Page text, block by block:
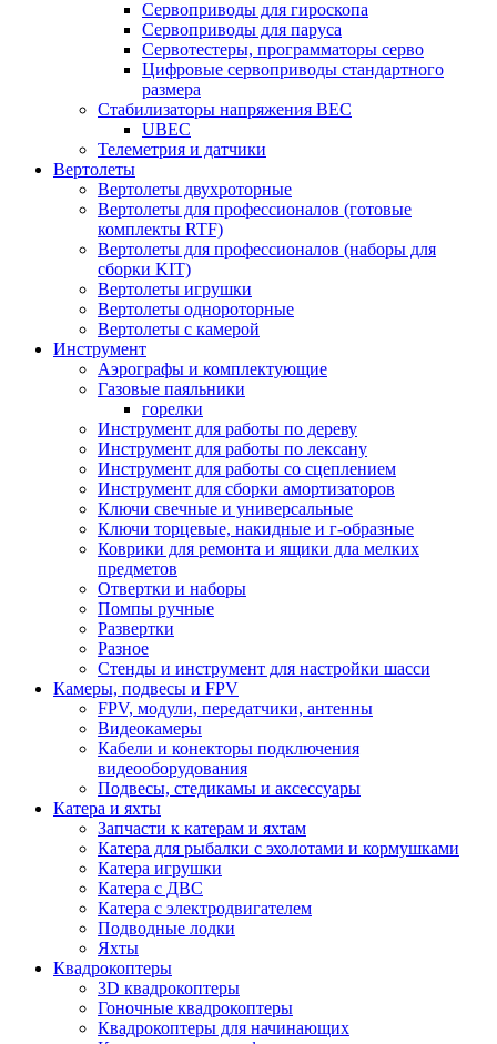
Сервоприводы для гироскопа
Сервоприводы для паруса
Сервотестеры, программаторы серво
Цифровые сервоприводы стандартного
размера
Стабилизаторы напряжения BEC
UBEC
Телеметрия и датчики
Вертолеты
Вертолеты двухроторные
Вертолеты для профессионалов (готовые
комплекты RTF)
Вертолеты для профессионалов (наборы для
сборки KIT)
Вертолеты игрушки
Вертолеты однороторные
Вертолеты с камерой
Инструмент
Аэрографы и комплектующие
Газовые паяльники
горелки
Инструмент для работы по дереву
Инструмент для работы по лексану
Инструмент для работы со сцеплением
Инструмент для сборки амортизаторов
Ключи свечные и универсальные
Ключи торцевые, накидные и г-образные
Коврики для ремонта и ящики дла мелких
предметов
Отвертки и наборы
Помпы ручные
Развертки
Разное
Стенды и инструмент для настройки шасси
Камеры, подвесы и FPV
FPV, модули, передатчики, антенны
Видеокамеры
Кабели и конекторы подключения
видеооборудования
Подвесы, стедикамы и аксессуары
Катера и яхты
Запчасти к катерам и яхтам
Катера для рыбалки с эхолотами и кормушками
Катера игрушки
Катера с ДВС
Катера с электродвигателем
Подводные лодки
Яхты
Квадрокоптеры
3D квадрокоптеры
Гоночные квадрокоптеры
Квадрокоптеры для начинающих